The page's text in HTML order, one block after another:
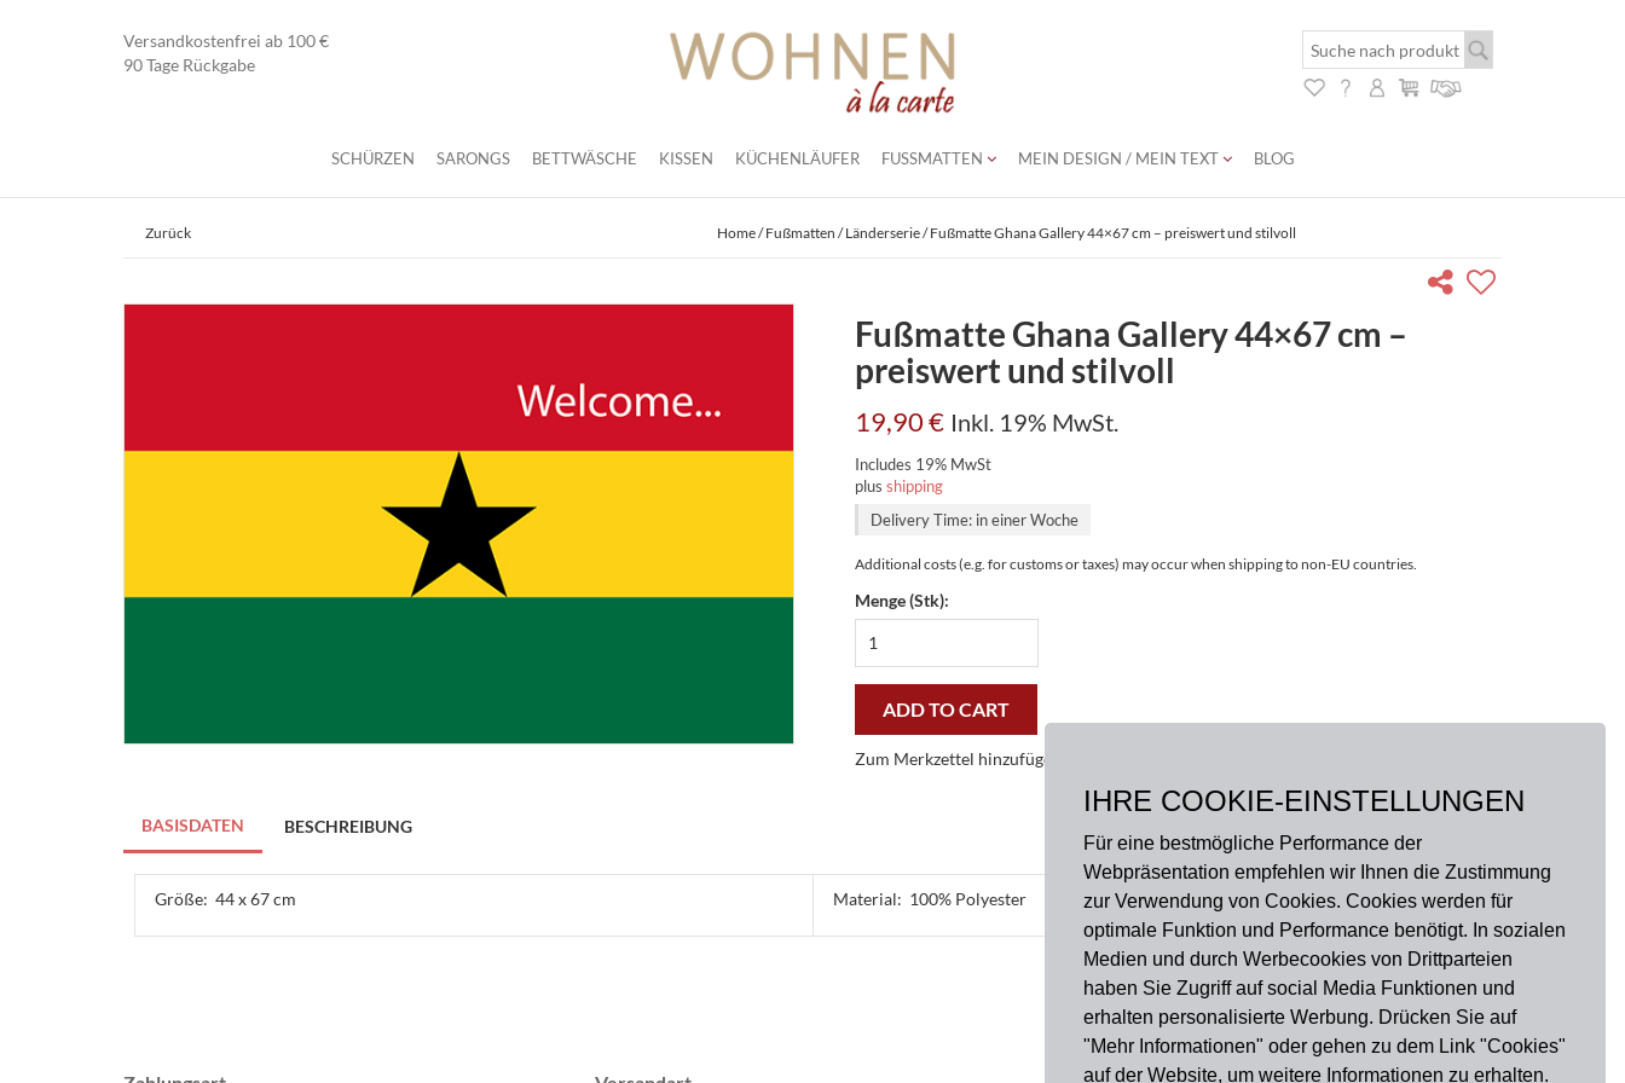
IHRE COOKIE-EINSTELLUNGEN
Für eine bestmögliche Performance der
Webpräsentation empfehlen wir Ihnen die Zustimmung
zur Verwendung von Cookies. Cookies werden für
optimale Funktion und Performance benötigt. In sozialen
Medien und durch Werbecookies von Drittparteien
haben Sie Zugriff auf social Media Funktionen und
erhalten personalisierte Werbung. Drücken Sie auf
"Mehr Informationen" oder gehen zu dem Link "Cookies"
auf der Website, um weitere Informationen zu erhalten.
Versandkostenfrei ab 100 €
90 Tage Rückgabe
SCHÜRZEN SARONGS BETTWÄSCHE KISSEN KÜCHENLÄUFER FUSSMATTEN MEIN DESIGN / MEIN TEXT BLOG
Zurück Home/Fußmatten /Länderserie/ Fußmatte Ghana Gallery 44×67 cm – preiswert und stilvoll
Fußmatte Ghana Gallery 44×67 cm –
preiswert und stilvoll
19,90€ Inkl. 19% MwSt.
Includes 19% MwSt
plus shipping
Delivery Time: in einer Woche
Additional costs (e.g. for customs or taxes) may occur when shipping to non-EU countries.
Menge (Stk):
Ghana
44x67
-
ADD TO CART
Zum Merkzettel hinzufügen
BASISDATEN BESCHREIBUNG
Größe: 44 x 67 cm Material: 100% Polyester